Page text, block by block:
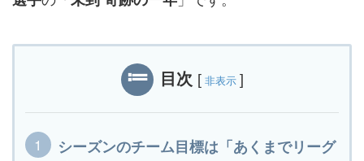
目次 [ 非表示 ]
シーズンのチーム目標は「あくまでリーグ